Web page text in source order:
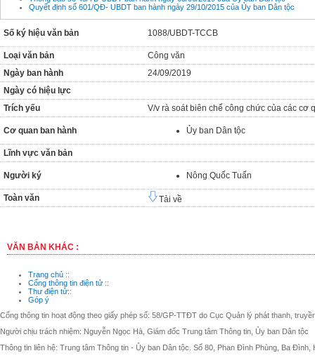
Quyết định số 601/QĐ- UBDT ban hành ngày 29/10/2015 của Ủy ban Dân tộc
Số ký hiệu văn bản 1088/UBDT-TCCB
Loại văn bản
Công văn
Ngày ban hành
24/09/2019
Ngày có hiệu lực
Trích yếu
V/v rà soát biên chế công chức của các
Cơ quan ban hành Ủy ban Dân tộc
Lĩnh vực văn bản
Người ký Nông Quốc Tuấn
Toàn văn Tải về
VĂN BẢN KHÁC :
Trang chủ ::
Cổng thông tin điện tử ::
Thư điện tử::
Góp ý
Cổng thông tin hoạt động theo giấy phép số: 58/GP-TTĐT do Cục Quản lý phát thanh,
Người chịu trách nhiệm: Nguyễn Ngọc Hà, Giám đốc Trung tâm Thông tin, Ủy ban Dân tộc
Thông tin liên hệ: Trung tâm Thông tin - Ủy ban Dân tộc. Số 80, Phan Đình Phùng, Ba Đình,